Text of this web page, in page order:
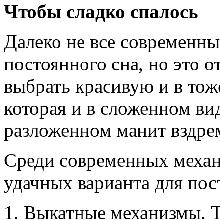
Чтобы сладко спалось
Далеко не все
постоянного сна, но это
выбрать красивую и в
которая и в сложенном
разложенном манит
Среди современных
удачных варианта для
1. Выкатные механизмы.